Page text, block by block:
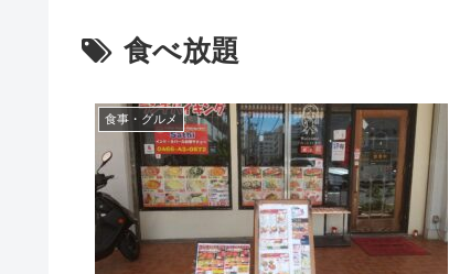
食べ放題
食事・グルメ